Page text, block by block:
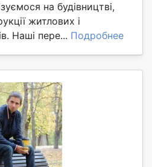
на будівництві,
житлових і
Наші пере... Подробнее